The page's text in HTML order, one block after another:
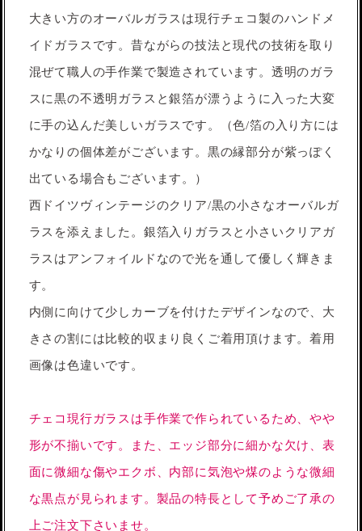
大きい方のオーバルガラスは現行チェコ製のハンドメ
イドガラスです。昔ながらの技法と現代の技術を取り
混ぜて職人の手作業で製造されています。透明のガラ
スに黒の不透明ガラスと銀箔が漂うように入った大変
に手の込んだ美しいガラスです。（色/箔の入り方には
かなりの個体差がございます。黒の縁部分が紫っぽく
出ている場合もございます。）
西ドイツヴィンテージのクリア/黒の小さなオーバルガ
ラスを添えました。銀箔入りガラスと小さいクリアガ
ラスはアンフォイルドなので光を通して優しく輝きま
す。
内側に向けて少しカーブを付けたデザインなので、大
きさの割には比較的収まり良くご着用頂けます。着用
画像は色違いです。
チェコ現行ガラスは手作業で作られているため、やや
形が不揃いです。また、エッジ部分に細かな欠け、表
面に微細な傷やエクボ、内部に気泡や煤のような微細
な黒点が見られます。製品の特長として予めご了承の
上ご注文下さいませ。